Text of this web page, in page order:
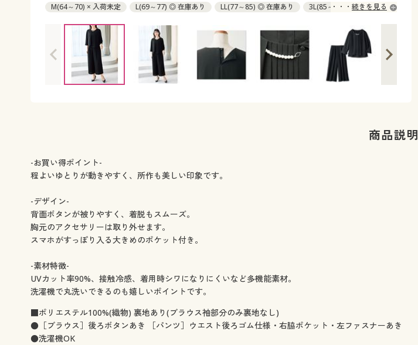
M(64～70) × 入荷未定 L(69～77) ◎ 在庫あり LL(77～85) ◎ 在庫あり 3L(85～93) ◎ 在庫あり
続きを見る
商品説明
-お買い得ポイント-
程よいゆとりが動きやすく、所作も美しい印象です。
-デザイン-
背面ボタンが被りやすく、着脱もスムーズ。
胸元のアクセサリーは取り外せます。
スマホがすっぽり入る大きめのポケット付き。
-素材特徴-
UVカット率90%、接触冷感、着用時シワになりにくいなど多機能素材。
洗濯機で丸洗いできるのも嬉しいポイントです。
■ポリエステル100%(織物) 裏地あり(ブラウス袖部分のみ裏地なし)
●［ブラウス］後ろボタンあき ［パンツ］ウエスト後ろゴム仕様・右脇ポケット・左ファスナーあき
●洗濯機OK